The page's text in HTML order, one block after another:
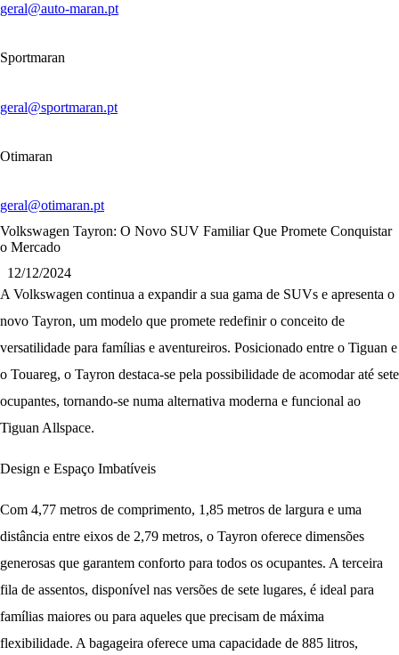
geral@auto-maran.pt
Sportmaran
geral@sportmaran.pt
Otimaran
geral@otimaran.pt
Volkswagen Tayron: O Novo SUV Familiar Que Promete Conquistar
o Mercado
12/12/2024
A Volkswagen continua a expandir a sua gama de SUVs e apresenta o
novo Tayron, um modelo que promete redefinir o conceito de
versatilidade para famílias e aventureiros. Posicionado entre o Tiguan e
o Touareg, o Tayron destaca-se pela possibilidade de acomodar até sete
ocupantes, tornando-se numa alternativa moderna e funcional ao
Tiguan Allspace.
Design e Espaço Imbatíveis
Com 4,77 metros de comprimento, 1,85 metros de largura e uma
distância entre eixos de 2,79 metros, o Tayron oferece dimensões
generosas que garantem conforto para todos os ocupantes. A terceira
fila de assentos, disponível nas versões de sete lugares, é ideal para
famílias maiores ou para aqueles que precisam de máxima
flexibilidade. A bagageira oferece uma capacidade de 885 litros,